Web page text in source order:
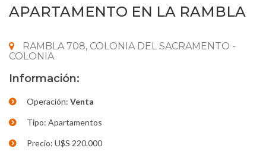
APARTAMENTO EN LA RAMBLA
RAMBLA 708, COLONIA DEL SACRAMENTO -
COLONIA
Información:
Operación: Venta
Tipo: Apartamentos
Precio: U$S 220.000